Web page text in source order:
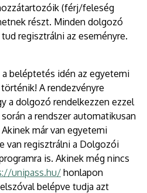
(férj/feleség
részt. Minden dolgozó
regisztrálni az eseményre.
beléptetés idén az egyetemi
történik! A rendezvényre
a dolgozó rendelkezzen ezzel
a rendszer automatikusan
már van egyetemi
van regisztrálni a Dolgozói
is. Akinek még nincs
unipass.hu/ honlapon
belépve tudja azt